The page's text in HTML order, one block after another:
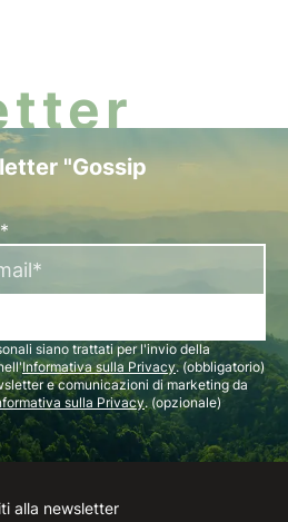
"Gossip
siano trattati per l'invio della
Informativa sulla Privacy. (obbligatorio)
e comunicazioni di marketing da
sulla Privacy. (opzionale)
Instagram
Facebook
Linkedin
Youtube
alla newsletter